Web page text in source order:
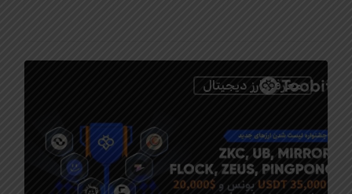
معرفی ارز دیجیتال